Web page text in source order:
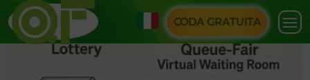
CODA GRATUITA